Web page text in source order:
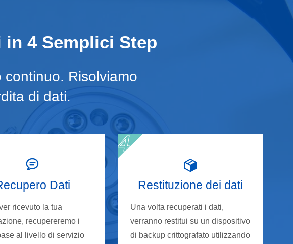
in 4 Semplici Step
Risolviamo
di dati.
Dati
ricevuto la tua
recupereremo i
al livello di servizio
Restituzione dei dati
Una volta recuperati i dati,
verranno restitui su un dispositivo
di backup crittografato utilizzando